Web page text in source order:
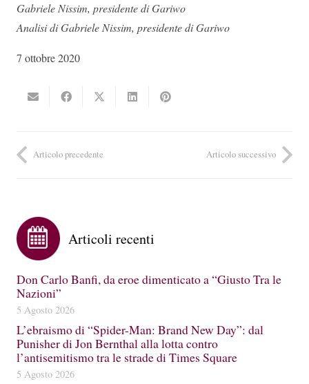
Gabriele Nissim, presidente di Gariwo
Analisi di Gabriele Nissim, presidente di Gariwo
7 ottobre 2020
Articolo precedente Articolo successivo
Articoli recenti
Don Carlo Banfi, da eroe dimenticato a “Giusto Tra le
Nazioni”
5 Agosto 2026
L’ebraismo di “Spider-Man: Brand New Day”: dal
Punisher di Jon Bernthal alla lotta contro
l’antisemitismo tra le strade di Times Square
5 Agosto 2026